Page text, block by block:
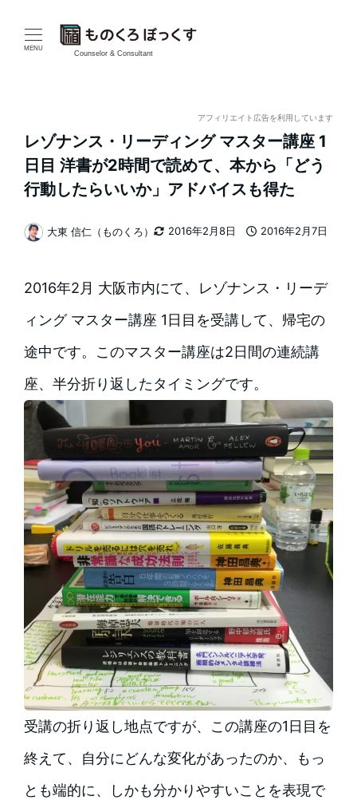
MENU
Counselor & Consultant
アフィリエイト広告を利用しています
レゾナンス・リーディング マスター講座 1
日目 洋書が2時間で読めて、本から「どう
行動したらいいか」アドバイスも得た
2016年2月8日
2016年2月7日
著
大東 信仁（ものくろ）
2016年2月 大阪市内にて、レゾナンス・リーデ
ィング マスター講座 1日目を受講して、帰宅の
途中です。このマスター講座は2日間の連続講
座、半分折り返したタイミングです。
受講の折り返し地点ですが、この講座の1日目を
終えて、自分にどんな変化があったのか、もっ
とも端的に、しかも分かりやすいことを表現で